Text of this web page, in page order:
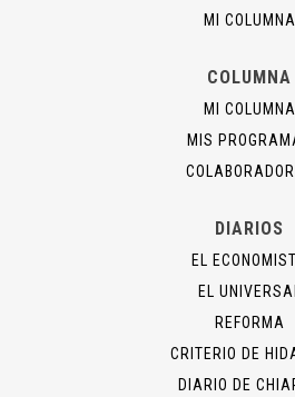
MI COLUMNA
COLUMNA
MI COLUMNA
MIS
DIARIOS
EL
EL
REFORMA
CRITERIO DE
DIARIO DE